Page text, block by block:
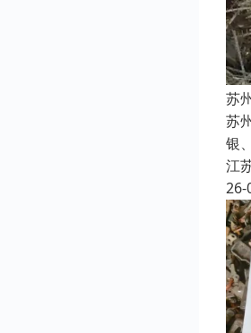
苏
苏
银
江
26-